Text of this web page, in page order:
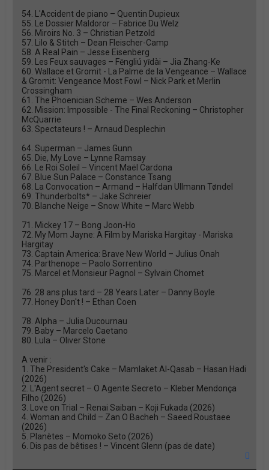
54. L'Accident de piano – Quentin Dupieux
55. Le Dossier Maldoror – Fabrice Du Welz
56. Miroirs No. 3 – Christian Petzold
57. Lilo & Stitch – Dean Fleischer-Camp
58. A Real Pain – Jesse Eisenberg
59. Les Feux sauvages – Fēngliú yīdài – Jia Zhang-Ke
60. Wallace et Gromit - La Palme de la Vengeance – Wallace
& Gromit: Vengeance Most Fowl – Nick Park et Merlin
Crossingham
61. The Phoenician Scheme – Wes Anderson
62. Mission: Impossible - The Final Reckoning – Christopher
McQuarrie
63. Spectateurs ! – Arnaud Desplechin
64. Superman – James Gunn
65. Die, My Love – Lynne Ramsay
66. Le Roi Soleil – Vincent Maël Cardona
67. Blue Sun Palace – Constance Tsang
68. La Convocation – Armand – Halfdan Ullmann Tøndel
69. Thunderbolts* – Jake Schreier
70. Blanche Neige – Snow White – Marc Webb
71. Mickey 17 – Bong Joon-Ho
72. My Mom Jayne: A Film by Mariska Hargitay - Mariska
Hargitay
73. Captain America: Brave New World – Julius Onah
74. Parthenope – Paolo Sorrentino
75. Marcel et Monsieur Pagnol – Sylvain Chomet
76. 28 ans plus tard – 28 Years Later – Danny Boyle
77. Honey Don't ! – Ethan Coen
78. Alpha – Julia Ducournau
79. Baby – Marcelo Caetano
80. Lula – Oliver Stone
A venir :
1. The President's Cake – Mamlaket Al-Qasab – Hasan Hadi
(2026)
2. L'Agent secret – O Agente Secreto – Kleber Mendonça
Filho (2026)
3. Love on Trial – Renai Saiban – Koji Fukada (2026)
4. Woman and Child – Zan O Bacheh – Saeed Roustaee
(2026)
5. Planètes – Momoko Seto (2026)
6. Dis pas de bêtises ! – Vincent Glenn (pas de date)